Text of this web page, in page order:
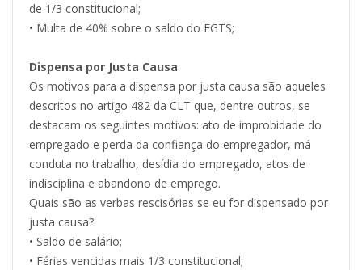
de 1/3 constitucional;
• Multa de 40% sobre o saldo do FGTS;
Dispensa por Justa Causa
Os motivos para a dispensa por justa causa são aqueles
descritos no artigo 482 da CLT que, dentre outros, se
destacam os seguintes motivos: ato de improbidade do
empregado e perda da confiança do empregador, má
conduta no trabalho, desídia do empregado, atos de
indisciplina e abandono de emprego.
Quais são as verbas rescisórias se eu for dispensado por
justa causa?
• Saldo de salário;
• Férias vencidas mais 1/3 constitucional;